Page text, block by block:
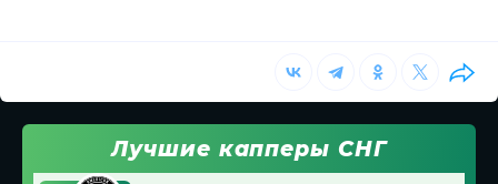
Лучшие капперы СНГ